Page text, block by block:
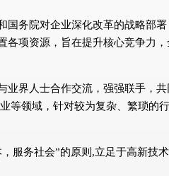
国务院对企业深化改革的战略部
各项资源，旨在提升核心竞争力
业界人士合作交流，强强联手，
等领域，针对较为复杂、繁琐
服务社会”的原则,立足于高新